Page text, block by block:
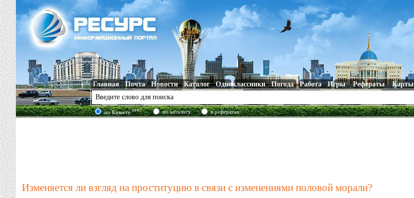
Главная Почта Новости Каталог Одноклассники Погода Работа Игры Рефераты Карты
по Казнетуnew! по каталогу в рефератах
Изменяется ли взгляд на проституцию в связи с изменениями половой морали?